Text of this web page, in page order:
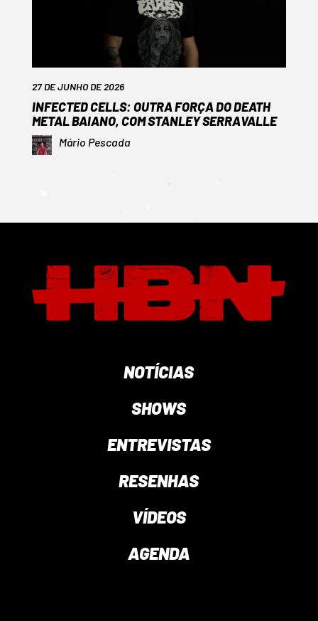
27 DE JUNHO DE 2026
INFECTED CELLS: OUTRA FORÇA DO DEATH
METAL BAIANO, COM STANLEY SERRAVALLE
Mário Pescada
NOTÍCIAS
SHOWS
ENTREVISTAS
RESENHAS
VÍDEOS
AGENDA